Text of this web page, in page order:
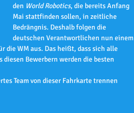
den World Robotics, die bereits Anfang
Mai stattfinden sollen, in zeitliche
Bedrängnis. Deshalb folgen die
deutschen Verantwortlichen nun einem
die WM aus. Das heißt, dass sich alle
Bewerbern werden die besten
Team von dieser Fahrkarte trennen